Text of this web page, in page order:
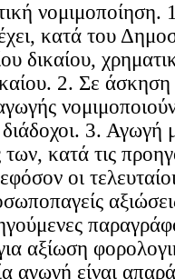
νομιμοποίηση.
κατά του
δικαίου,
2. Σε άσκηση
διάδοχοι. 3.
κατά τις
οι
αξίωση
αγωγή είναι